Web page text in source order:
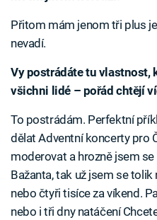
Přitom mám jenom tři plus
nevadí.
Vy postrádáte tu vlastnost,
všichni lidé – pořád chtějí
To postrádám. Perfektní
dělat Adventní koncerty pro
moderovat a hrozně jsem
Bažanta, tak už jsem se
nebo čtyři tisíce za víkend.
nebo i tři dny natáčení